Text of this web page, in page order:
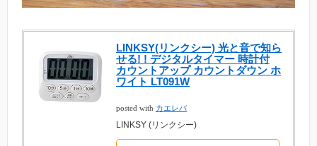
LINKSY(リンクシー) 光と音で知ら
せる! ! デジタルタイマー 時計付
カウントアップ カウントダウン ホ
ワイト LT091W
posted with カエレバ
LINKSY (リンクシー)